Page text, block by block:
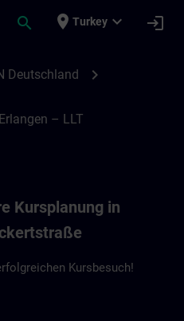
search place Turkey expand_more login
Deutschland chevron_right
– LLT
Kursplanung in
Kursbesuch!